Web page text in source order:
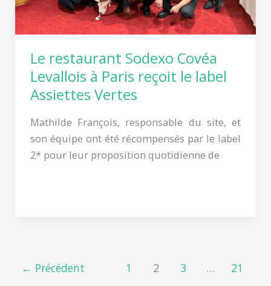
Le restaurant Sodexo Covéa
Levallois à Paris reçoit le label
Assiettes Vertes
Mathilde François, responsable du site, et
son équipe ont été récompensés par le label
2* pour leur proposition quotidienne de
label
Assiettes
← Précédent 1 2 3 …
21